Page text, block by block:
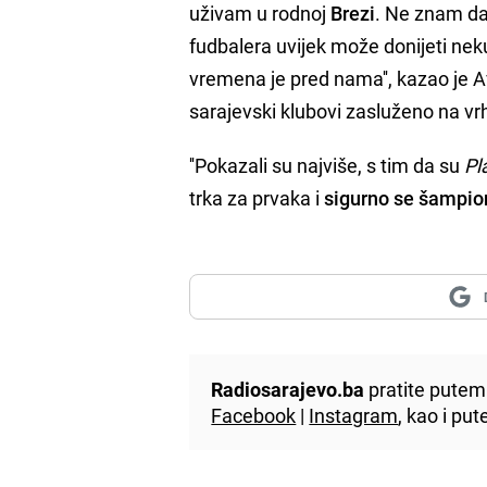
uživam u rodnoj Brezi. Ne znam
fudbalera uvijek može donijeti
vremena je pred nama'', kazao je
sarajevski klubovi zasluženo na
''Pokazali su najviše, s tim da su
trka za prvaka isigurno se
Radiosarajevo.ba pratite
Facebook | Instagram, kao i